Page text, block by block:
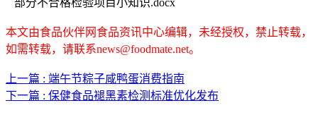
本文由食品伙伴网食品资讯中心编辑，未经授权，禁止转载，
如需转载，请联系news@foodmate.net。
上一篇 : 端午节粽子咸鸭蛋消费指南
下一篇 : 保健食品褪黑素检测标准优化发布